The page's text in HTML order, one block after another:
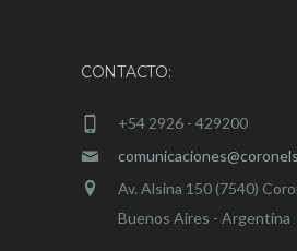
CONTACTO:
+54 2926 - 429200
Av. Alsina 150 (7540)
Buenos Aires - Argentina